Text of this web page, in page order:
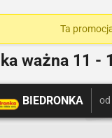
Ta
ważna 11 -
BIEDRONKA